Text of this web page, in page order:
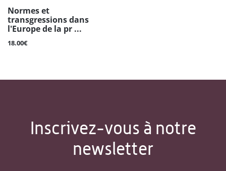
Normes et
transgressions dans
l'Europe de la pr ...
18.00€
Inscrivez-vous à notre
newsletter